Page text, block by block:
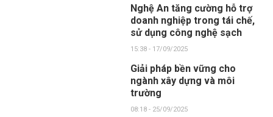
Nghệ An tăng cường hỗ trợ
doanh nghiệp trong tái chế,
sử dụng công nghệ sạch
15:38 - 17/09/2025
Giải pháp bền vững cho
ngành xây dựng và môi
trường
08:18 - 25/09/2025